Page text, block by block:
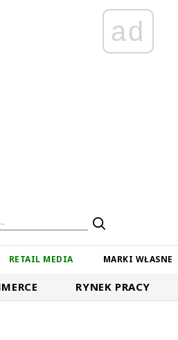
ad
RETAIL MEDIA MARKI WŁASNE
RYNEK PRACY